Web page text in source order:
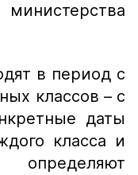
в период с
классов – с
даты
класса и